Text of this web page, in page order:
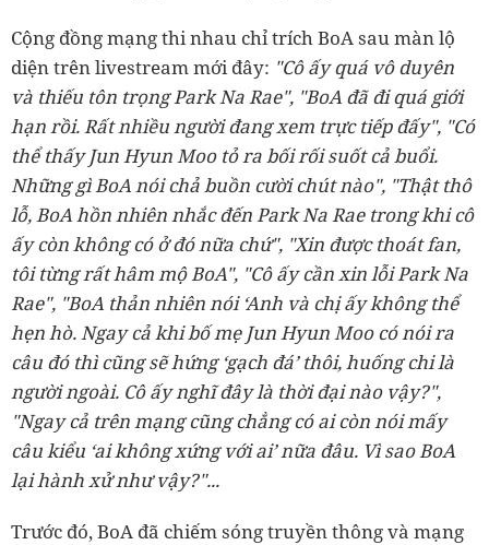
Cộng đồng mạng thi nhau chỉ trích BoA sau màn lộ
diện trên livestream mới đây: "Cô ấy quá vô duyên
và thiếu tôn trọng Park Na Rae", "BoA đã đi quá giới
hạn rồi. Rất nhiều người đang xem trực tiếp đấy", "Có
thể thấy Jun Hyun Moo tỏ ra bối rối suốt cả buổi.
Những gì BoA nói chả buồn cười chút nào", "Thật thô
lỗ, BoA hồn nhiên nhắc đến Park Na Rae trong khi cô
ấy còn không có ở đó nữa chứ", "Xin được thoát fan,
tôi từng rất hâm mộ BoA", "Cô ấy cần xin lỗi Park Na
Rae", "BoA thản nhiên nói ‘Anh và chị ấy không thể
hẹn hò. Ngay cả khi bố mẹ Jun Hyun Moo có nói ra
câu đó thì cũng sẽ hứng ‘gạch đá’ thôi, huống chi là
người ngoài. Cô ấy nghĩ đây là thời đại nào vậy?",
"Ngay cả trên mạng cũng chẳng có ai còn nói mấy
câu kiểu ‘ai không xứng với ai’ nữa đâu. Vì sao BoA
lại hành xử như vậy?"...
Trước đó, BoA đã chiếm sóng truyền thông và mạng